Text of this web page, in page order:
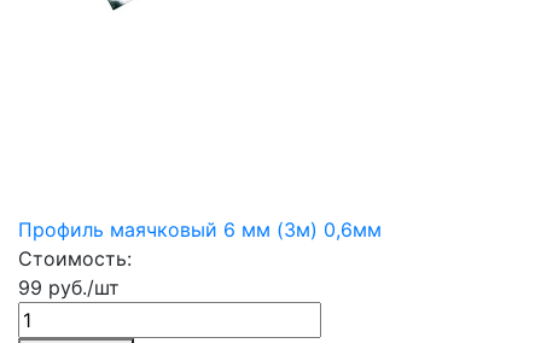
Профиль маячковый 6 мм (3м) 0,6мм
Стоимость:
99 руб./шт